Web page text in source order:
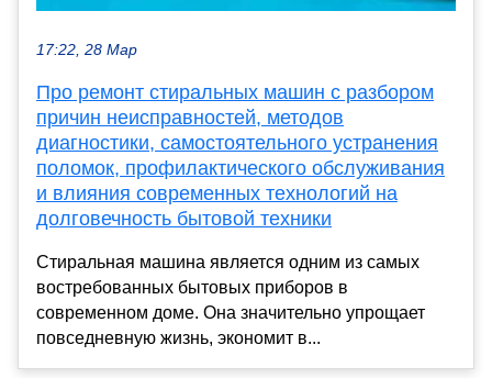
17:22, 28 Мар
Про ремонт стиральных машин с разбором
причин неисправностей, методов
диагностики, самостоятельного устранения
поломок, профилактического обслуживания
и влияния современных технологий на
долговечность бытовой техники
Стиральная машина является одним из самых
востребованных бытовых приборов в
современном доме. Она значительно упрощает
повседневную жизнь, экономит в...